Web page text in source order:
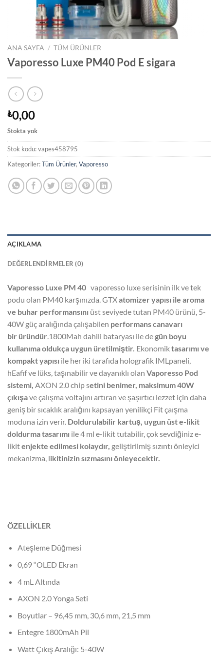
ANA SAYFA / TÜM ÜRÜNLER
Vaporesso Luxe PM40 Pod E sigara
₺0,00
Stokta yok
Stok kodu:vapes458795
Kategoriler:Tüm Ürünler, Vaporesso
AÇIKLAMA
DEĞERLENDIRMELER (0)
Vaporesso Luxe PM 40 vaporesso luxe serisinin ilk ve tek
podu olan PM40 karşınızda. GTXatomizer yapısı ile aroma
ve buhar performansını üst seviyede tutan PM40 ürünü, 5-
40W güç aralığında çalışabilen performans canavarı
bir üründür.1800Mah dahili bataryası ile degün boyu
kullanıma oldukça uygun üretilmiştir. Ekonomiktasarımı ve
kompakt yapısı ile her iki tarafıda holografik IMLpaneli,
hEafif ve lüks, taşınabilir ve dayanıklı olan Vaporesso Pod
sistemi, AXON 2.0 chip setini benimer, maksimum 40W
çıkışave çalışma voltajını artıran ve şaşırtıcı lezzet için daha
geniş bir sıcaklık aralığını kapsayan yenilikçi Fit çaışma
moduna izin verir. Doldurulabilir kartuş, uygun üst e-likit
doldurma tasarımı ile 4 ml e-likit tutabilir, çok sevdiğiniz e-
likitenjekte edilmesi kolaydır, geliştirilmiş sızıntı önleyici
mekanizma, likitinizin sızmasını önleyecektir.
ÖZELLİKLER
Ateşleme Düğmesi
0,69 “OLED Ekran
4 mL Altında
AXON 2.0 Yonga Seti
Boyutlar – 96,45 mm, 30,6 mm, 21,5 mm
Entegre 1800mAh Pil
Watt Çıkış Aralığı: 5-40W